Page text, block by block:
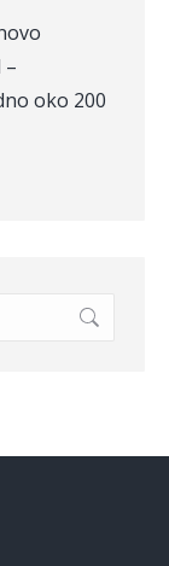
oko 200